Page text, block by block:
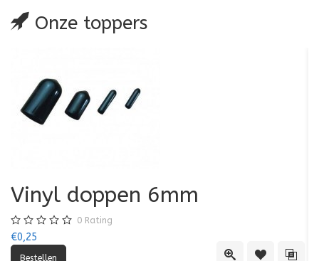
Onze toppers
Quick ViewToevoegen
Vinyl doppen 6mm
0 Rating
€0,25